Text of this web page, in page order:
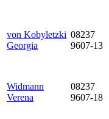
von Kobyletzki
Georgia
08237
9607-13
Widmann
Verena
08237
9607-18